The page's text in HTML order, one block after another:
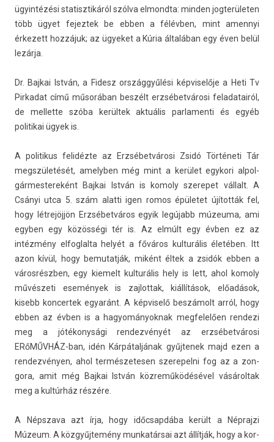
ügyintézési statisztikáról szólva el­mondta: mind­en jog­terület­en
több ügyet fejez­tek be ebben a félévben, mint amen­nyi
érkezett hozzájuk; az ügyeket a Kúria általában egy éven belül
lezárja.
Dr. Baj­kai István, a Fidesz országgyűlési kép­viselője a Heti Tv
Pir­kadat című műsorában beszélt erzsébetvárosi feladatairól,
de mel­lette szóba kerültek aktuális par­lamen­ti és egyéb
politikai ügyek is.
A politikus felidézte az Erzsébetvárosi Zsidó Történeti Tár
megszületését, amelyb­en még mint a kerület egykori al­pol­
gármes­tereként Baj­kai István is komo­ly szerepet vállalt. A
Csányi utca 5. szám al­at­ti igen romos épületet újították fel,
hogy létrejöjjön Erzsébetváros egyik legújabb múzeuma, ami
egyb­en egy közösségi tér is. Az elmúlt egy évben ez az
intézmény el­foglal­ta helyét a főváros kul­turális életében. Itt
azon kívül, hogy be­mutat­ják, miként éltek a zsidók ebben a
városrészben, egy kiemelt kul­turális hely is lett, ahol komo­ly
művészeti események is zaj­lottak, kiállítások, előadások,
kisebb kon­certek egyaránt. A kép­viselő beszámolt arról, hogy
ebben az évben is a hagyományok­nak meg­felelő­en re­ndezi
meg a jótékonysági re­ndez­vényét az erzsébetvárosi
ERőMŰVHÁZ-ban, idén Kárpátaljának gyűj­tenek majd ezen a
re­ndez­vény­en, ahol ter­mészetes­en szerepel­ni fog az a zon­
gora, amit még Baj­kai István közreműködésével vásárol­tak
meg a kultúrház részére.
A Népszava azt írja, hogy időcsapdába került a Nép­rajzi
Múzeum. A közgyűjtemény mun­katár­sai azt állítják, hogy a kor­